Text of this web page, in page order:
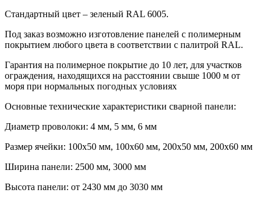
Стандартный цвет – зеленый RAL 6005.
Под заказ возможно изготовление панелей с полимерным
покрытием любого цвета в соответствии с палитрой RAL.
Гарантия на полимерное покрытие до 10 лет, для участков
ограждения, находящихся на расстоянии свыше 1000 м от
моря при нормальных погодных условиях
Основные технические характеристики сварной панели:
Диаметр проволоки: 4 мм, 5 мм, 6 мм
Размер ячейки: 100х50 мм, 100х60 мм, 200х50 мм, 200х60 мм
Ширина панели: 2500 мм, 3000 мм
Высота панели: от 2430 мм до 3030 мм